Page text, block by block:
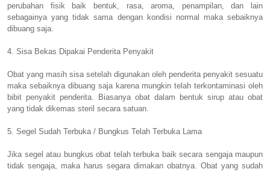
perubahan fisik baik bentuk, rasa, aroma, penampilan, dan lain
sebagainya yang tidak sama dengan kondisi normal maka sebaiknya
dibuang saja.
4. Sisa Bekas Dipakai Penderita Penyakit
Obat yang masih sisa setelah digunakan oleh penderita penyakit sesuatu
maka sebaiknya dibuang saja karena mungkin telah terkontaminasi oleh
bibit penyakit penderita. Biasanya obat dalam bentuk sirup atau obat
yang tidak dikemas steril secara satuan.
5. Segel Sudah Terbuka / Bungkus Telah Terbuka Lama
Jika segel atau bungkus obat telah terbuka baik secara sengaja maupun
tidak sengaja, maka harus segara dimakan obatnya. Obat yang sudah